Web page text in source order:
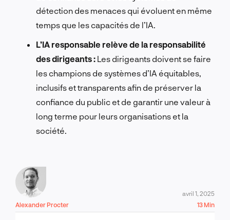
détection des menaces qui évoluent en même
temps que les capacités de l’IA.
L’IA responsable relève de la responsabilité
des dirigeants : Les dirigeants doivent se faire
les champions de systèmes d’IA équitables,
inclusifs et transparents afin de préserver la
confiance du public et de garantir une valeur à
long terme pour leurs organisations et la
société.
Alexander Procter
avril 1, 2025
13 Min